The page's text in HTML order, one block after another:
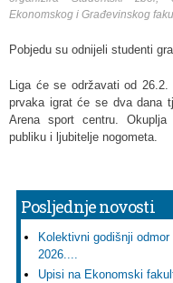
Ekonomskog i Građevinskog
Pobjedu su odnijeli studenti
Liga će se održavati od
prvaka igrat će se dva dana
Arena sport centru.
publiku i ljubitelje nogometa.
Posljednje novosti
Kolektivni godišnji odmor
2026....
Upisi na Ekonomski